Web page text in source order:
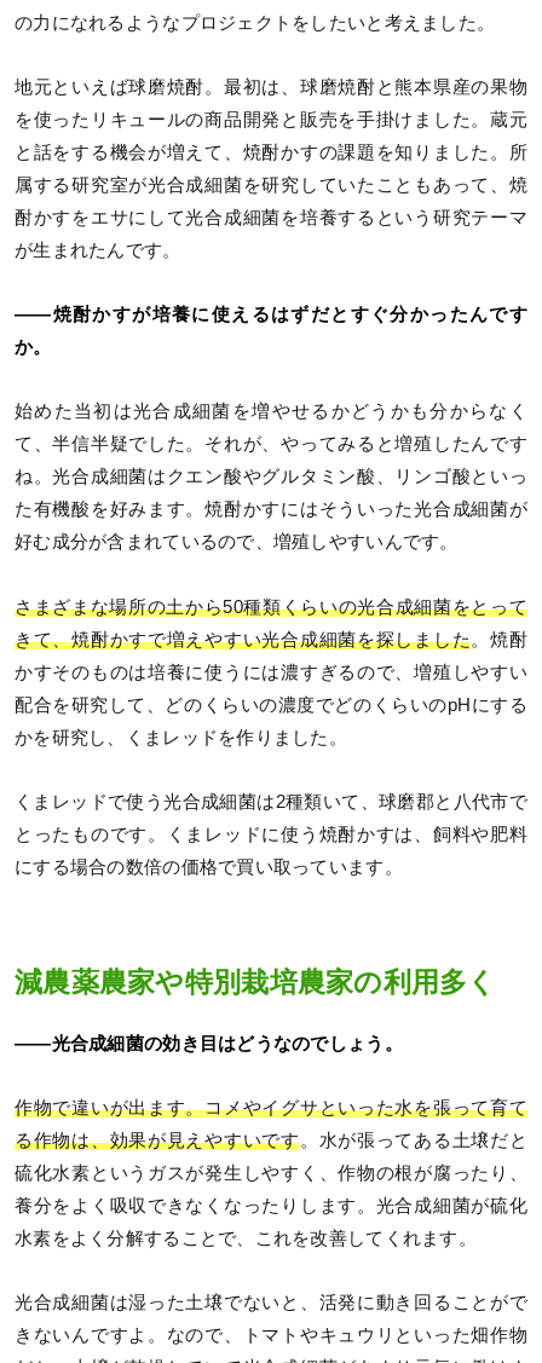
の力になれるようなプロジェクトをしたいと考えました。
地元といえば球磨焼酎。最初は、球磨焼酎と熊本県産の果物
を使ったリキュールの商品開発と販売を手掛けました。蔵元
と話をする機会が増えて、焼酎かすの課題を知りました。所
属する研究室が光合成細菌を研究していたこともあって、焼
酎かすをエサにして光合成細菌を培養するという研究テーマ
が生まれたんです。
――焼酎かすが培養に使えるはずだとすぐ分かったんです
か。
始めた当初は光合成細菌を増やせるかどうかも分からなく
て、半信半疑でした。それが、やってみると増殖したんです
ね。光合成細菌はクエン酸やグルタミン酸、リンゴ酸といっ
た有機酸を好みます。焼酎かすにはそういった光合成細菌が
好む成分が含まれているので、増殖しやすいんです。
さまざまな場所の土から50種類くらいの光合成細菌をとって
きて、焼酎かすで増えやすい光合成細菌を探しました。焼酎
かすそのものは培養に使うには濃すぎるので、増殖しやすい
配合を研究して、どのくらいの濃度でどのくらいのpHにする
かを研究し、くまレッドを作りました。
くまレッドで使う光合成細菌は2種類いて、球磨郡と八代市で
とったものです。くまレッドに使う焼酎かすは、飼料や肥料
にする場合の数倍の価格で買い取っています。
減農薬農家や特別栽培農家の利用多く
――光合成細菌の効き目はどうなのでしょう。
作物で違いが出ます。コメやイグサといった水を張って育て
る作物は、効果が見えやすいです。水が張ってある土壌だと
硫化水素というガスが発生しやすく、作物の根が腐ったり、
養分をよく吸収できなくなったりします。光合成細菌が硫化
水素をよく分解することで、これを改善してくれます。
光合成細菌は湿った土壌でないと、活発に動き回ることがで
きないんですよ。なので、トマトやキュウリといった畑作物